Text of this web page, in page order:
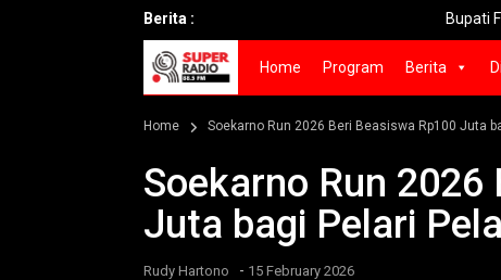
Berita : Bupati Fandi
Home Program Berita
Home Soekarno Run 2026 Beri Beasiswa Rp100 Juta
Soekarno Run
Juta bagi Pelari
Rudy Hartono - 15 February 2026